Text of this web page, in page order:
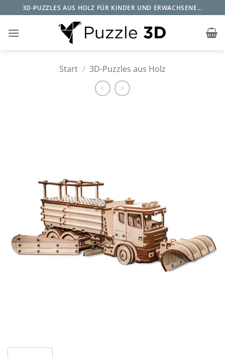
Inhalt
springen
3D-PUZZLES AUS HOLZ FÜR KINDER UND ERWACHSENE...
Start / 3D-Puzzles aus Holz